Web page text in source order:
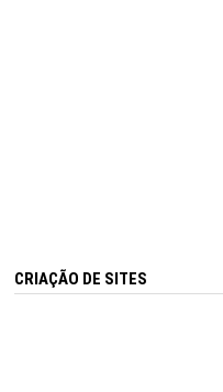
CRIAÇÃO DE SITES